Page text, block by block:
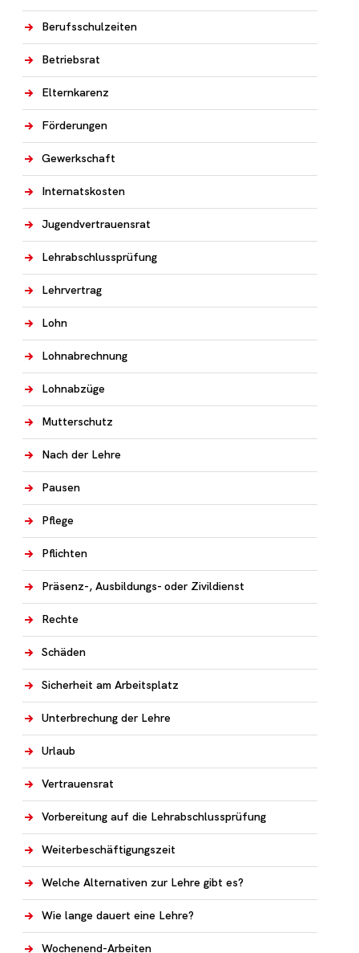
Berufsschulzeiten
Betriebsrat
Elternkarenz
Förderungen
Gewerkschaft
Internatskosten
Jugendvertrauensrat
Lehrabschlussprüfung
Lehrvertrag
Lohn
Lohnabrechnung
Lohnabzüge
Mutterschutz
Nach der Lehre
Pausen
Pflege
Pflichten
Präsenz-, Ausbildungs- oder Zivildienst
Rechte
Schäden
Sicherheit am Arbeitsplatz
Unterbrechung der Lehre
Urlaub
Vertrauensrat
Vorbereitung auf die Lehrabschlussprüfung
Weiterbeschäftigungszeit
Welche Alternativen zur Lehre gibt es?
Wie lange dauert eine Lehre?
Wochenend-Arbeiten